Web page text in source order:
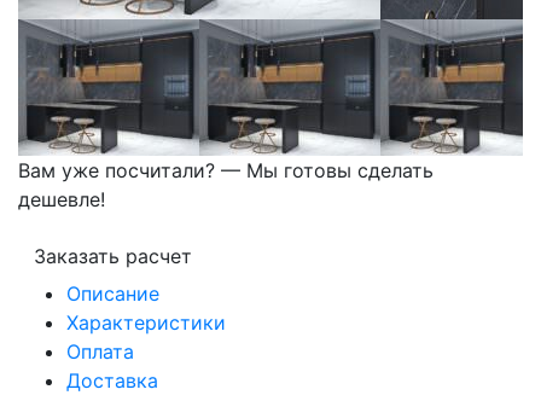
Вам уже посчитали? — Мы готовы сделать
дешевле!
Заказать расчет
Описание
Характеристики
Оплата
Доставка